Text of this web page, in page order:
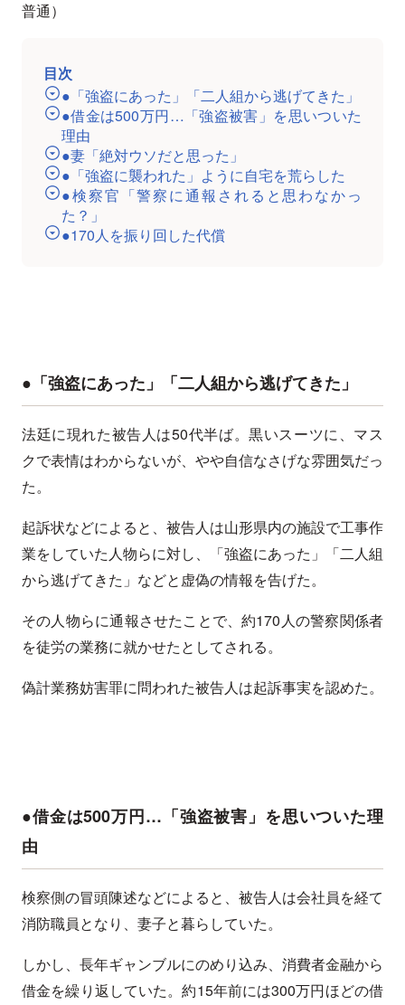
普通）
目次
●「強盗にあった」「二人組から逃げてきた」
●借金は500万円…「強盗被害」を思いついた
理由
●妻「絶対ウソだと思った」
●「強盗に襲われた」ように自宅を荒らした
●検察官「警察に通報されると思わなかっ
た？」
●170人を振り回した代償
●「強盗にあった」「二人組から逃げてきた」
法廷に現れた被告人は50代半ば。黒いスーツに、マス
クで表情はわからないが、やや自信なさげな雰囲気だっ
た。
起訴状などによると、被告人は山形県内の施設で工事作
業をしていた人物らに対し、「強盗にあった」「二人組
から逃げてきた」などと虚偽の情報を告げた。
その人物らに通報させたことで、約170人の警察関係者
を徒労の業務に就かせたとしてされる。
偽計業務妨害罪に問われた被告人は起訴事実を認めた。
●借金は500万円…「強盗被害」を思いついた理
由
検察側の冒頭陳述などによると、被告人は会社員を経て
消防職員となり、妻子と暮らしていた。
しかし、長年ギャンブルにのめり込み、消費者金融から
借金を繰り返していた。約15年前には300万円ほどの借